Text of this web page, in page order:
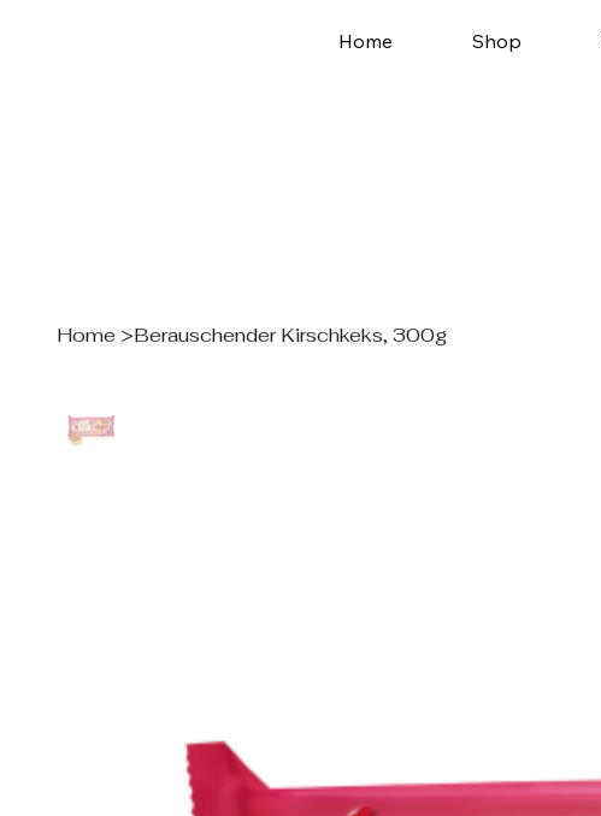
Home Shop
Home >Berauschender Kirschkeks, 300g